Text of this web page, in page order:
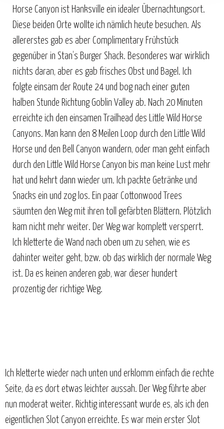
Horse Canyon ist Hanksville ein idealer Übernachtungsort.
Diese beiden Orte wollte ich nämlich heute besuchen. Als
allererstes gab es aber Complimentary Frühstück
gegenüber in Stan’s Burger Shack. Besonderes war wirklich
nichts daran, aber es gab frisches Obst und Bagel. Ich
folgte einsam der Route 24 und bog nach einer guten
halben Stunde Richtung Goblin Valley ab. Nach 20 Minuten
erreichte ich den einsamen Trailhead des Little Wild Horse
Canyons. Man kann den 8 Meilen Loop durch den Little Wild
Horse und den Bell Canyon wandern, oder man geht einfach
durch den Little Wild Horse Canyon bis man keine Lust mehr
hat und kehrt dann wieder um. Ich packte Getränke und
Snacks ein und zog los. Ein paar Cottonwood Trees
säumten den Weg mit ihren toll gefärbten Blättern. Plötzlich
kam nicht mehr weiter. Der Weg war komplett versperrt.
Ich kletterte die Wand nach oben um zu sehen, wie es
dahinter weiter geht, bzw. ob das wirklich der normale Weg
ist. Da es keinen anderen gab, war dieser hundert
prozentig der richtige Weg.
Ich kletterte wieder nach unten und erklomm einfach die rechte
Seite, da es dort etwas leichter aussah. Der Weg führte aber
nun moderat weiter. Richtig interessant wurde es, als ich den
eigentlichen Slot Canyon erreichte. Es war mein erster Slot